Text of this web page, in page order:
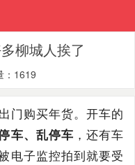
柳城人挨了
：1619
门购买年货。开车的
车、乱停车 ，还有车
电子监控拍到就要受